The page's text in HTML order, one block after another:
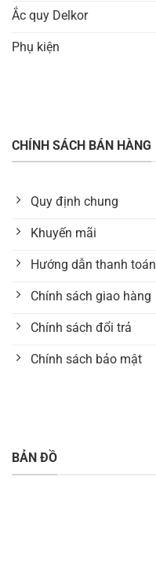
Ắc quy Delkor
Phụ kiện
CHÍNH SÁCH BÁN HÀNG
Quy định chung
Khuyến mãi
Hướng dẫn thanh toán
Chính sách giao hàng
Chính sách đổi trả
Chính sách bảo mật
BẢN ĐỒ